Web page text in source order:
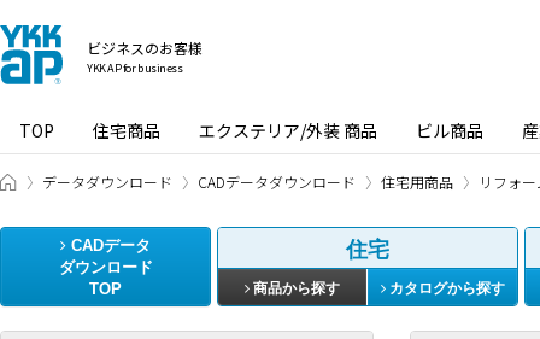
ビジネスのお客様
YKK AP for business
TOP 住宅商品 エクステリア/外装 商品 ビル商品
ビジネスのお客様 HOME
データダウンロード CADデータダウンロード 住宅用商品 リフォ
CADデータ
ダウンロード
TOP
住宅
商品から探す カタログから探す